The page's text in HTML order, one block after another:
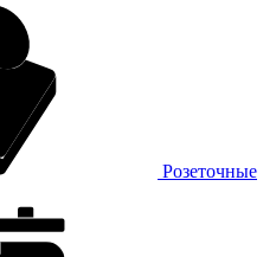
Розеточные